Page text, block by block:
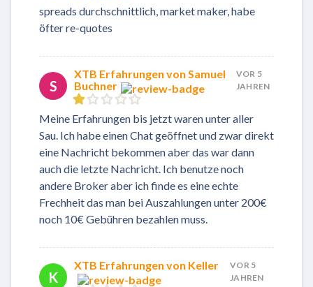
spreads durchschnittlich, market maker, habe
öfter re-quotes
S
XTB Erfahrungen von Samuel
Buchner
VOR 5
JAHREN
Meine Erfahrungen bis jetzt waren unter aller
Sau. Ich habe einen Chat geöffnet und zwar direkt
eine Nachricht bekommen aber das war dann
auch die letzte Nachricht. Ich benutze noch
andere Broker aber ich finde es eine echte
Frechheit das man bei Auszahlungen unter 200€
noch 10€ Gebühren bezahlen muss.
K
XTB Erfahrungen von Keller
VOR 5
JAHREN